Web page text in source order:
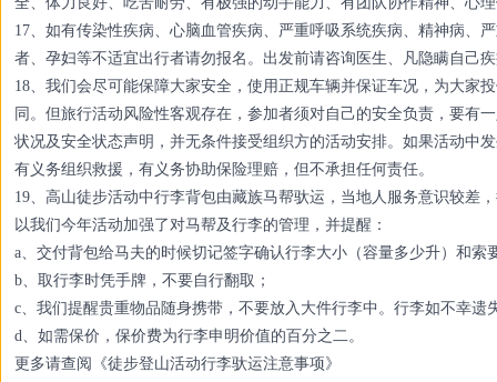
17、如有传染性疾病、心脑血管疾病、严重呼吸系统疾病、精神病、
者、孕妇等不适宜出行者请勿报名。出发前请咨询医生、凡隐瞒自己
18、我们会尽可能保障大家安全，使用正规车辆并保证车况，为大家
同。但旅行活动风险性客观存在，参加者须对自己的安全负责，要有
状况及安全状态声明，并无条件接受组织方的活动安排。如果活动中
有义务组织救援，有义务协助保险理赔，但不承担任何责任。
19、高山徒步活动中行李背包由藏族马帮驮运，当地人服务意识较差
以我们今年活动加强了对马帮及行李的管理，并提醒：
a、交付背包给马夫的时候切记签字确认行李大小（容量多少升）和索
b、取行李时凭手牌，不要自行翻取；
c、我们提醒贵重物品随身携带，不要放入大件行李中。行李如不幸遗
d、如需保价，保价费为行李申明价值的百分之二。
更多请查阅《徒步登山活动行李驮运注意事项》